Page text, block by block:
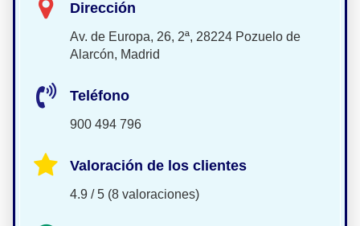
Dirección
Av. de Europa, 26, 2ª, 28224 Pozuelo de
Alarcón, Madrid
Teléfono
900 494 796
Valoración de los clientes
4.9 / 5 (8 valoraciones)